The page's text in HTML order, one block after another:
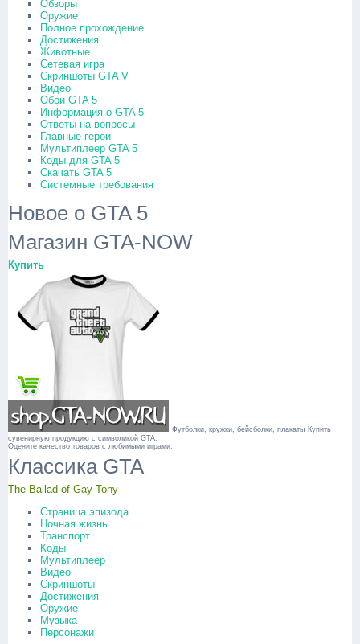
Обзоры
Оружие
Полное прохождение
Достижения
Животные
Сетевая игра
Скриншоты GTA V
Видео
Обои GTA 5
Информация о GTA 5
Ответы на вопросы
Главные герои
Мультиплеер GTA 5
Коды для GTA 5
Скачать GTA 5
Системные требования
Новое о GTA 5
Магазин GTA-NOW
Купить
Футболки, кружки, бейсболки, плакаты Купить
сувенирную продукцию с символикой GTA.
Оцените качество товаров с любимыми играми.
Классика GTA
The Ballad of Gay Tony
Страница эпизода
Ночная жизнь
Транспорт
Коды
Мультиплеер
Видео
Скриншоты
Достижения
Оружие
Музыка
Персонажи